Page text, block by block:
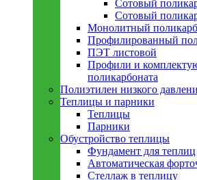
Сотовый
Сотовый
Монолитный
Профилированный
ПЭТ листовой
Профили и
поликарбоната
Полиэтилен низкого
Теплицы и парники
Теплицы
Парники
Обустройство теплицы
Фундамент для теплиц
Автоматическая
Стеллаж в теплицу